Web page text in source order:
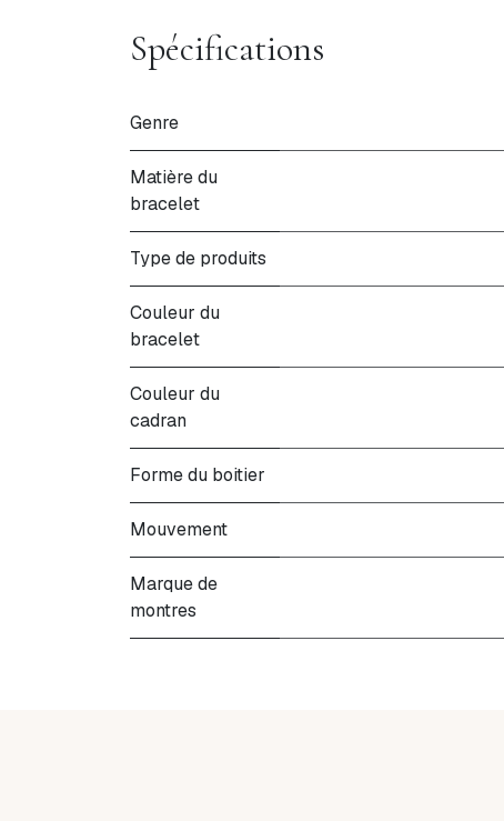
Spécifications
Genre
Matière du
bracelet
Type de produits
Couleur du
bracelet
Couleur du
cadran
Forme du boitier
Mouvement
Marque de
montres